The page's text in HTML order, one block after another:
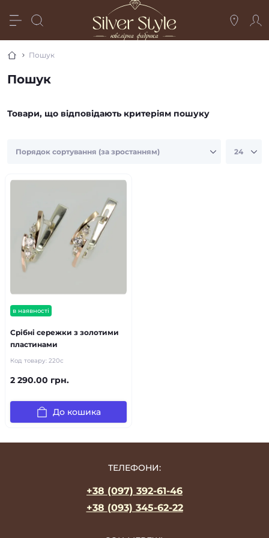
Пошук
Пошук
Товари, що відповідають критеріям пошуку
в наявності
Срібні сережки з золотими
пластинами
Код товару: 220с
2 290.00 грн.
До кошика
ТЕЛЕФОНИ:
+38 (097) 392-61-46
+38 (093) 345-62-22